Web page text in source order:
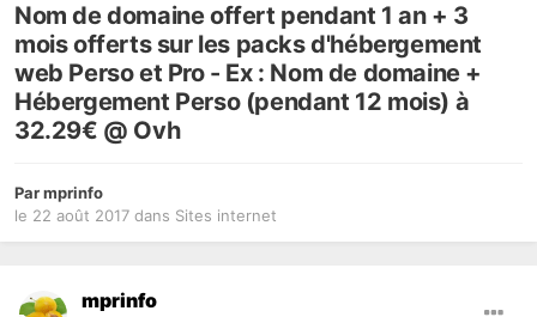
Nom de domaine offert pendant 1 an + 3
mois offerts sur les packs d'hébergement
web Perso et Pro - Ex : Nom de domaine +
Hébergement Perso (pendant 12 mois) à
32.29€ @ Ovh
Parmprinfo
le 22 août 2017 dans Sites internet
mprinfo